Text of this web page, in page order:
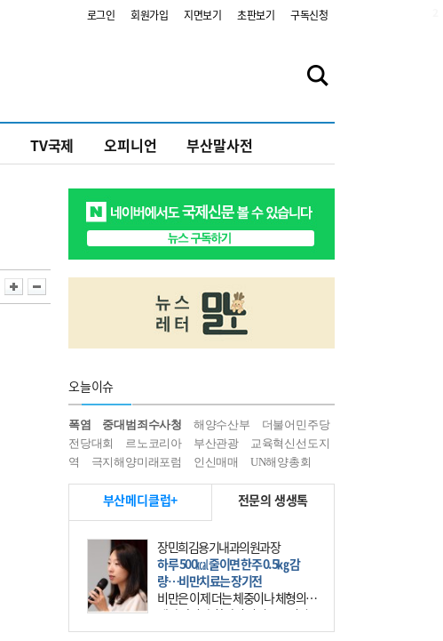
로그인 회원가입 지면보기 초판보기 구독신청
TV국제 오피니언 부산말사전
오늘이슈
폭염 중대범죄수사청 해양수산부
더불어민주당
전당대회
르노코리아 부산관광
교육혁신선도지
역
극지해양미래포럼 인신매매 UN해양총회
부산메디클럽+ 전문의 생생톡
장민희김용기내과의원과장
하루 500㎉ 줄이면 한주 0.5㎏ 감
량…비만치료는 장기전
비만은 이제 더는 체중이나 체형의 문
제가 아니다. 하나의 질병으로 인지
하고 치료와 관리를 해야 한다. 세계